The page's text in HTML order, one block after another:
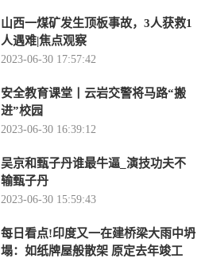
山西一煤矿发生顶板事故，3人获救1
人遇难|焦点观察
2023-06-30 17:57:42
安全教育课堂丨云岩交警将马路“搬
进”校园
2023-06-30 16:39:12
吴京和甄子丹谁最牛逼_演技功夫不
输甄子丹
2023-06-30 15:59:43
每日看点!印度又一在建桥梁大雨中坍
塌：如纸牌屋般散架 原定去年竣工